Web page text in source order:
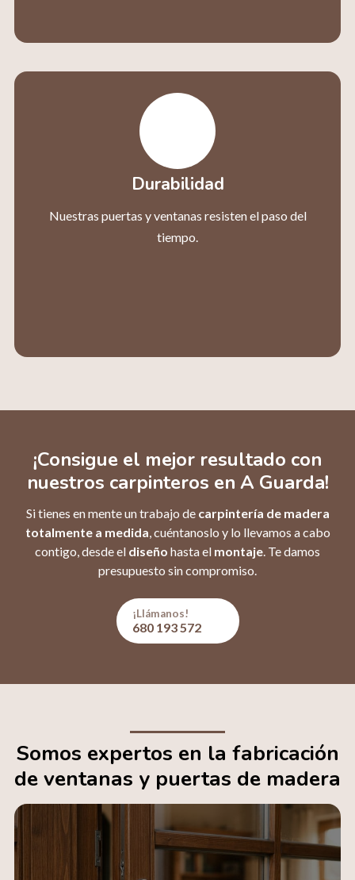
Durabilidad
Nuestras puertas y ventanas resisten el paso del
tiempo.
¡Consigue el mejor resultado con
nuestros carpinteros en A Guarda!
Si tienes en mente un trabajo de carpintería de madera
totalmente a medida, cuéntanoslo y lo llevamos a cabo
contigo, desde el diseño hasta el montaje. Te damos
presupuesto sin compromiso.
¡Llámanos!
680 193 572
Somos expertos en la fabricación
de ventanas y puertas de madera